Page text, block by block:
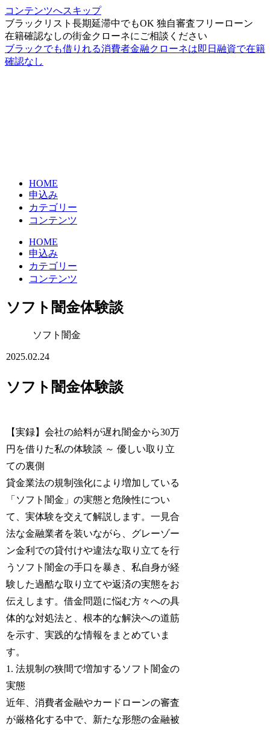
コンテンツへスキップ
ブラックリスト長期延滞中でもOK 独自審査フリーローン
在籍確認なしの街金クローネにご相談ください
ブラックでも借りれる消費者金融クローネは即日融資で在籍
確認なし
HOME
申込み
カテゴリー
コンテンツ
HOME
申込み
カテゴリー
コンテンツ
ソフト闇金体験談
ソフト闇金
2025.02.24
ソフト闇金体験談
【実録】会社の給料が遅れ闇金から30万
円を借りた私の体験談 ～ 優しい取り立
ての裏側
貸金業法の規制強化により増加している
「ソフト闇金」の実態と危険性につい
て、実体験を交えて解説します。一見合
法な金融業者を装いながら、グレーゾー
ン金利での貸付けや違法な取り立てを行
うソフト闇金の手口を暴き、私自身が経
験した過酷な取り立てや返済の実態をお
伝えします。借金問題に悩む方々への具
体的な対処法と、根本的な解決への道筋
を示す、実践的な情報をまとめていま
す。
1. 法規制の狭間で増加するソフト闇金の
実態
近年、消費者金融やカードローンの審査
が厳格化する中で、新たな形態の金融被